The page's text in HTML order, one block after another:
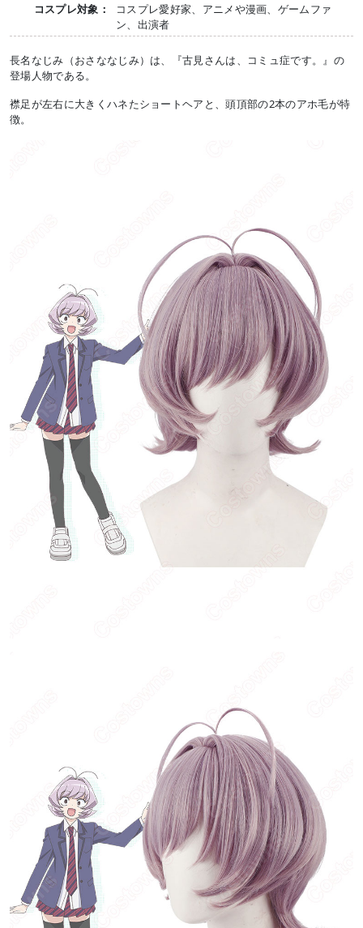
コスプレ対象：
コスプレ愛好家、アニメや漫画、ゲームファ
ン、出演者
長名なじみ（おさななじみ）は、『古見さんは、コミュ症です。』の
登場人物である。
襟足が左右に大きくハネたショートヘアと、頭頂部の2本のアホ毛が特
徴。